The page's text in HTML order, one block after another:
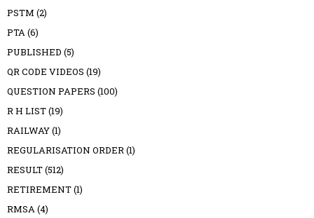
PSTM (2)
PTA(6)
PUBLISHED (5)
QR CODE VIDEOS (19)
QUESTION PAPERS (100)
R H LIST(19)
RAILWAY(1)
REGULARISATION ORDER(1)
RESULT(512)
RETIREMENT(1)
RMSA(4)